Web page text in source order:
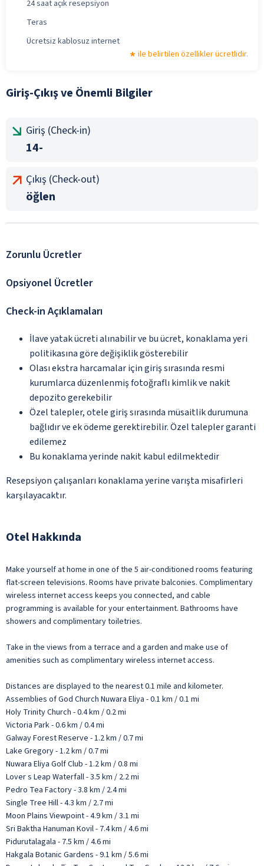
24 saat açık resepsiyon
Teras
Ücretsiz kablosuz internet
ile belirtilen özellikler ücretlidir.
Giriş-Çıkış ve Önemli Bilgiler
Giriş (Check-in)
14-
Çıkış (Check-out)
öğlen
Zorunlu Ücretler
Opsiyonel Ücretler
Check-in Açıklamaları
İlave yatak ücreti alınabilir ve bu ücret, konaklama yeri
politikasına göre değişiklik gösterebilir
Olası ekstra harcamalar için giriş sırasında resmi
kurumlarca düzenlenmiş fotoğraflı kimlik ve nakit
depozito gerekebilir
Özel talepler, otele giriş sırasında müsaitlik durumuna
bağlıdır ve ek ödeme gerektirebilir. Özel talepler garanti
edilemez
Bu konaklama yerinde nakit kabul edilmektedir
Resepsiyon çalışanları konaklama yerine varışta misafirleri
karşılayacaktır.
Otel Hakkında
Make yourself at home in one of the 5 air-conditioned rooms featuring
flat-screen televisions. Rooms have private balconies. Complimentary
wireless internet access keeps you connected, and cable
programming is available for your entertainment. Bathrooms have
showers and complimentary toiletries.
Take in the views from a terrace and a garden and make use of
amenities such as complimentary wireless internet access.
Distances are displayed to the nearest 0.1 mile and kilometer.
Assemblies of God Church Nuwara Eliya - 0.1 km / 0.1 mi
Holy Trinity Church - 0.4 km / 0.2 mi
Victoria Park - 0.6 km / 0.4 mi
Galway Forest Reserve - 1.2 km / 0.7 mi
Lake Gregory - 1.2 km / 0.7 mi
Nuwara Eliya Golf Club - 1.2 km / 0.8 mi
Lover s Leap Waterfall - 3.5 km / 2.2 mi
Pedro Tea Factory - 3.8 km / 2.4 mi
Single Tree Hill - 4.3 km / 2.7 mi
Moon Plains Viewpoint - 4.9 km / 3.1 mi
Sri Baktha Hanuman Kovil - 7.4 km / 4.6 mi
Pidurutalagala - 7.5 km / 4.6 mi
Hakgala Botanic Gardens - 9.1 km / 5.6 mi